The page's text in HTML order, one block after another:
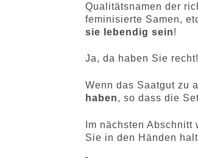
Qualitätsnamen der
feminisierte Samen,
sie lebendig sein!
Ja, da haben Sie recht!
Wenn das Saatgut zu
haben, so dass die
Im nächsten
Sie in den Händen